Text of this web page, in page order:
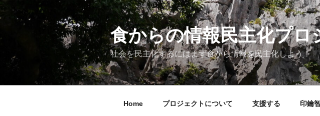
ン
ン
食からの情報民主化プ
社会を民主化するにはまず食から情報を民主化しよう！
Home プロジェクトについて 支援する 印鑰